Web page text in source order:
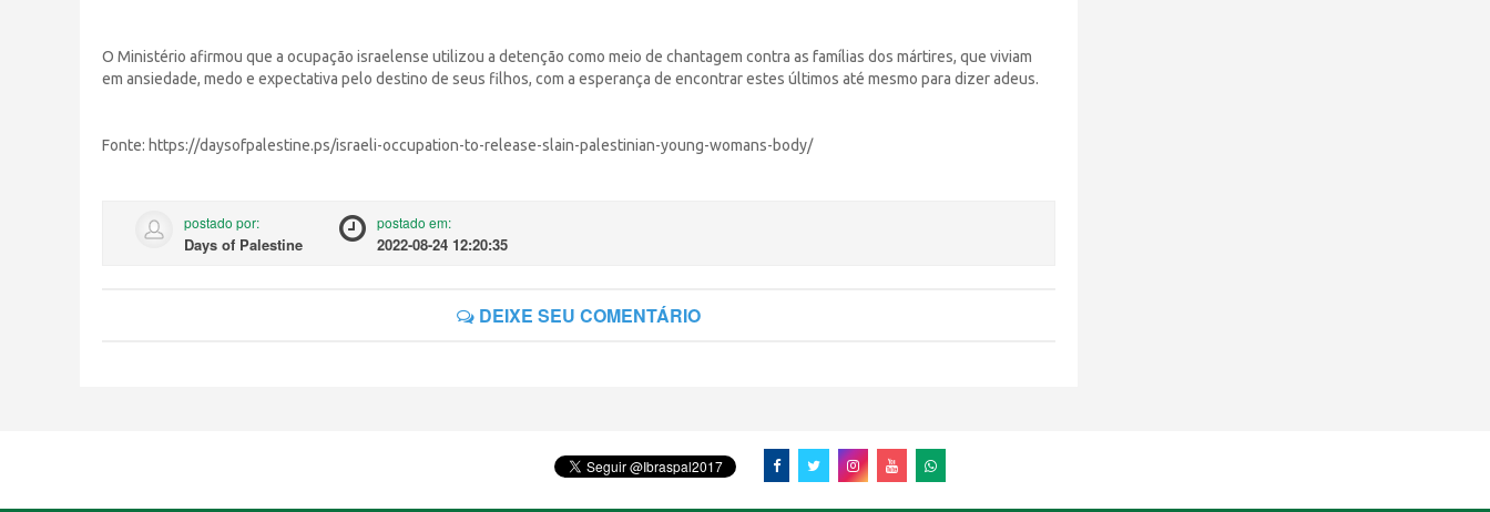
O Ministério afirmou que a ocupação israelense utilizou a detenção como meio de chantagem contra as famílias dos mártires, que viviam
em ansiedade, medo e expectativa pelo destino de seus filhos, com a esperança de encontrar estes últimos até mesmo para dizer adeus.
Fonte: https://daysofpalestine.ps/israeli-occupation-to-release-slain-palestinian-young-womans-body/
postado por:
Days of Palestine
postado em:
2022-08-24 12:20:35
DEIXE SEU COMENTÁRIO